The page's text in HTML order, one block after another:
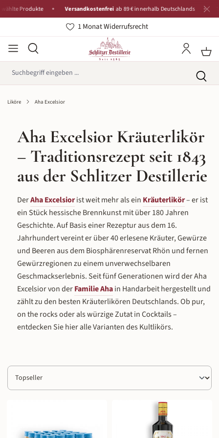
Produkte Versandkostenfrei ab 89 € innerhalb Deutschlands
1 Monat Widerrufsrecht
Liköre Aha Excelsior
Aha Excelsior Kräuterlikör
– Traditionsrezept seit 1843
aus der Schlitzer Destillerie
DerAha Excelsiorist weit mehr als ein Kräuterlikör– er ist
ein Stück hessische Brennkunst mit über 180 Jahren
Geschichte. Auf Basis einer Rezeptur aus dem 16.
Jahrhundert vereint er über 40 erlesene Kräuter, Gewürze
und Beeren aus dem Biosphärenreservat Rhön und fernen
Gewürzregionen zu einem unverwechselbaren
Geschmackserlebnis. Seit fünf Generationen wird der Aha
Excelsior von derFamilie Ahain Handarbeit hergestellt und
zählt zu den besten Kräuterlikören Deutschlands. Ob pur,
on the rocks oder als würzige Zutat in Cocktails –
entdecken Sie hier alle Varianten des Kultlikörs.